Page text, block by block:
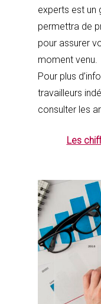
experts est un
permettra de
pour assurer
moment venu.
Pour plus
travailleurs
consulter les
Les